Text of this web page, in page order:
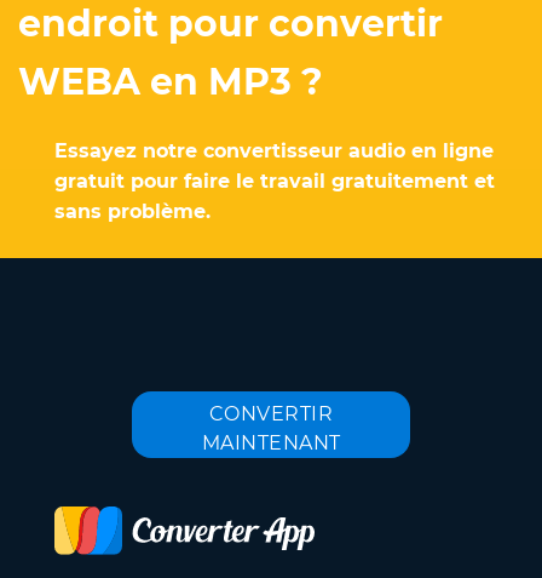
endroit pour convertir
WEBA en MP3 ?
Essayez notre convertisseur audio en ligne
gratuit pour faire le travail gratuitement et
sans problème.
CONVERTIR
MAINTENANT